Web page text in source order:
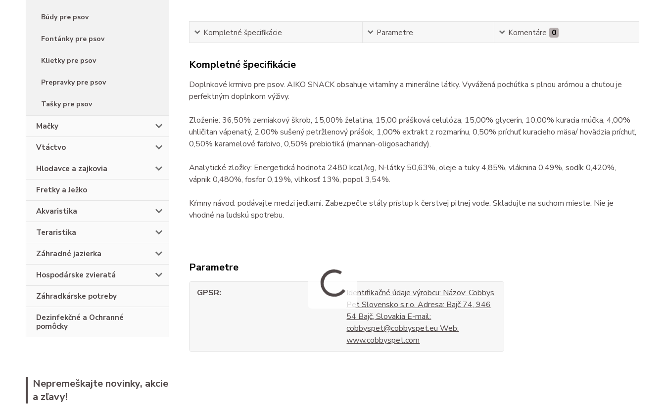
Búdy pre psov
Fontánky pre psov
Klietky pre psov
Prepravky pre psov
Tašky pre psov
Mačky
Vtáctvo
Hlodavce a zajkovia
Fretky a Ježko
Akvaristika
Teraristika
Záhradné jazierka
Hospodárske zvieratá
Záhradkárske potreby
Dezinfekčné a Ochranné
pomôcky
Nepremeškajte novinky, akcie
a zľavy!
Kompletné špecifikácie Parametre Komentáre 0
Kompletné špecifikácie
Doplnkové krmivo pre psov. AIKO SNACK obsahuje vitamíny a minerálne látky. Vyvážená pochúťka s plnou arómou a chuťou je
perfektným doplnkom výživy.
Zloženie: 36,50% zemiakový škrob, 15,00% želatína, 15,00 prášková celulóza, 15,00% glycerín, 10,00% kuracia múčka, 4,00%
uhličitan vápenatý, 2,00% sušený petržlenový prášok, 1,00% extrakt z rozmarínu, 0,50% príchuť kuracieho mäsa/ hovädzia príchuť,
0,50% karamelové farbivo, 0,50% prebiotiká (mannan-oligosacharidy).
Analytické zložky: Energetická hodnota 2480 kcal/kg, N-látky 50,63%, oleje a tuky 4,85%, vláknina 0,49%, sodík 0,420%,
vápnik 0,480%, fosfor 0,19%, vlhkosť 13%, popol 3,54%.
Kŕmny návod: podávajte medzi jedlami. Zabezpečte stály prístup k čerstvej pitnej vode. Skladujte na suchom mieste. Nie je
vhodné na ľudskú spotrebu.
Parametre
GPSR
Identifikačné údaje výrobcu: Názov: Cobbys
Pet Slovensko s.r.o. Adresa: Bajč 74, 946
54 Bajč, Slovakia E-mail:
cobbyspet@cobbyspet.eu Web:
www.cobbyspet.com